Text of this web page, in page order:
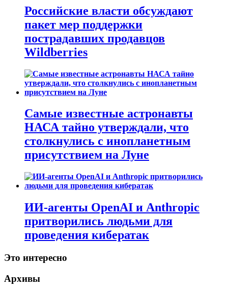
Российские власти обсуждают
пакет мер поддержки
пострадавших продавцов
Wildberries
Самые известные астронавты
НАСА тайно утверждали, что
столкнулись с инопланетным
присутствием на Луне
ИИ-агенты OpenAI и Anthropic
притворились людьми для
проведения кибератак
Это интересно
Архивы